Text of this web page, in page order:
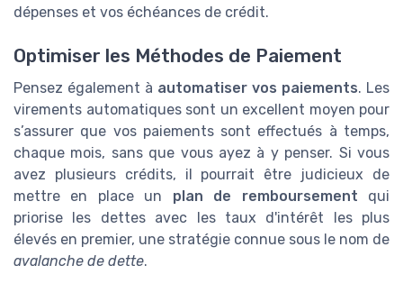
dépenses et vos échéances de crédit.
Optimiser les Méthodes de Paiement
Pensez également à automatiser vos paiements. Les
virements automatiques sont un excellent moyen pour
s’assurer que vos paiements sont effectués à temps,
chaque mois, sans que vous ayez à y penser. Si vous
avez plusieurs crédits, il pourrait être judicieux de
mettre en place un plan de remboursement qui
priorise les dettes avec les taux d'intérêt les plus
élevés en premier, une stratégie connue sous le nom de
avalanche de dette.